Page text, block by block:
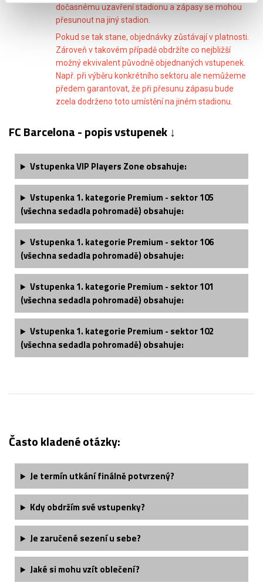
dočasnému uzavření stadionu a zápasy se mohou
přesunout na jiný stadion.
Pokud se tak stane, objednávky zůstávají v platnosti.
Zároveň v takovém případě obdržíte co nejbližší
možný ekvivalent původně objednaných vstupenek.
Např. při výběru konkrétního sektoru ale nemůžeme
předem garantovat, že při přesunu zápasu bude
zcela dodrženo toto umístění na jiném stadionu.
FC Barcelona - popis vstupenek ↓
VstupenkaVIP Players Zone obsahuje:
Vstupenka 1. kategorie Premium - sektor 105
(všechna sedadla pohromadě) obsahuje:
Vstupenka 1. kategorie Premium - sektor 106
(všechna sedadla pohromadě) obsahuje:
Vstupenka 1. kategorie Premium - sektor 101
(všechna sedadla pohromadě) obsahuje:
Vstupenka 1. kategorie Premium - sektor 102
(všechna sedadla pohromadě) obsahuje:
Často kladené otázky:
Je termín utkání finálně potvrzený?
Kdy obdržím své vstupenky?
Je zaručené sezení u sebe?
Jaké si mohu vzít oblečení?